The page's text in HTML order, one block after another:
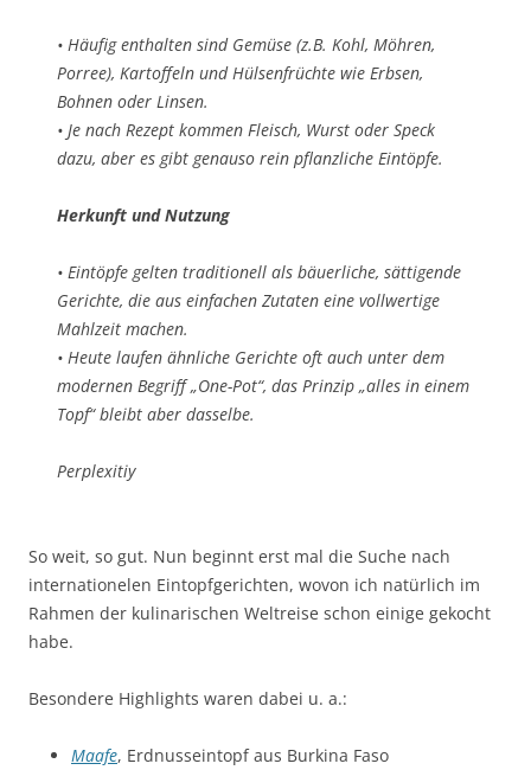
• Häufig enthalten sind Gemüse (z.B. Kohl, Möhren,
Porree), Kartoffeln und Hülsenfrüchte wie Erbsen,
Bohnen oder Linsen.
• Je nach Rezept kommen Fleisch, Wurst oder Speck
dazu, aber es gibt genauso rein pflanzliche Eintöpfe.
Herkunft und Nutzung
• Eintöpfe gelten traditionell als bäuerliche, sättigende
Gerichte, die aus einfachen Zutaten eine vollwertige
Mahlzeit machen.
• Heute laufen ähnliche Gerichte oft auch unter dem
modernen Begriff „One-Pot“, das Prinzip „alles in einem
Topf“ bleibt aber dasselbe.
Perplexitiy
So weit, so gut. Nun beginnt erst mal die Suche nach
internationelen Eintopfgerichten, wovon ich natürlich im
Rahmen der kulinarischen Weltreise schon einige gekocht
habe.
Besondere Highlights waren dabei u. a.:
Maafe, Erdnusseintopf aus Burkina Faso